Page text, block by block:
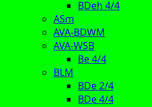
BDeh 4/4
ASm
AVA-BDWM
AVA-WSB
Be 4/4
BLM
BDe 2/4
BDe 4/4